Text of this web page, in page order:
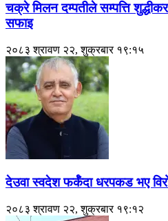
चक्रे मिलन दम्पतीले सम्पत्ति
सफाइ
२०८३ श्रावण २२, शुक्रबार १९:१५
देउवा स्वदेश फर्कँदा धरपकड भए
२०८३ श्रावण २२, शुक्रबार १९:१२